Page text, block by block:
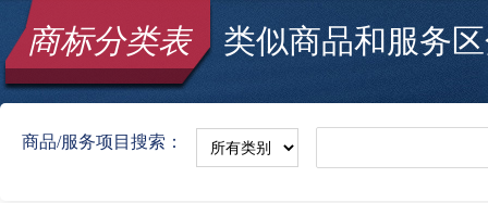
商标分类表类似商品和服务区
商品/服务项目搜索：